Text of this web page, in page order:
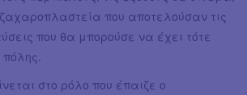
που αποτελούσαν τις
που θα μπορούσε να έχει τότε
πόλης.
στο ρόλο που έπαιζε ο